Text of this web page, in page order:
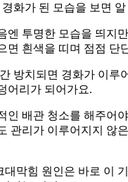
경화가 된 모습을 보면
엔 투명한 모습을 띄지만
면 흰색을 띠며 점점 단
방치되면 경화가 이루
어리가 되어가요.
인 배관 청소를 해주어
관리가 이루어지지 않
막힘 원인은 바로 이